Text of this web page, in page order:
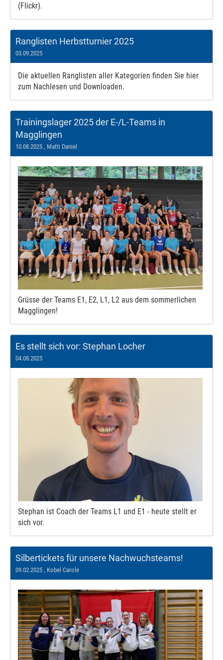
(Flickr).
Ranglisten Herbstturnier 2025
03.09.2025
Die aktuellen Ranglisten aller Kategorien finden Sie hier
zum Nachlesen und Downloaden.
Trainingslager 2025 der E-/L-Teams in
Magglingen
10.08.2025 , Matti Daniel
Grüsse der Teams E1, E2, L1, L2 aus dem sommerlichen
Magglingen!
Es stellt sich vor: Stephan Locher
04.08.2025
Stephan ist Coach der Teams L1 und E1 - heute stellt er
sich vor.
Silbertickets für unsere Nachwuchsteams!
09.02.2025 , Kobel Carole